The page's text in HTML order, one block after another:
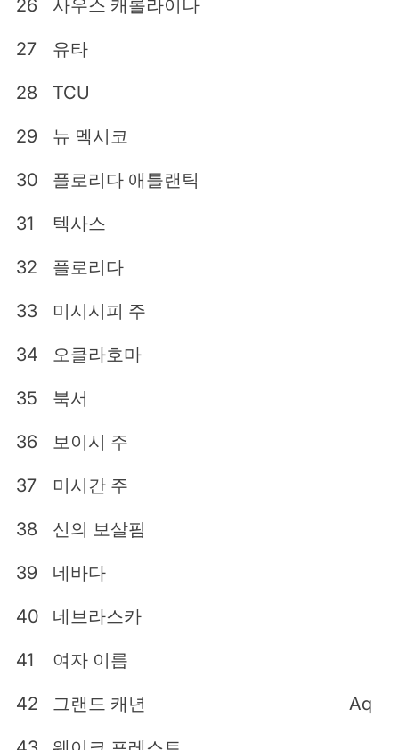
26 사우스 캐롤라이나
27 유타
28 TCU
29 뉴 멕시코
30 플로리다 애틀랜틱
31 텍사스
32 플로리다
33 미시시피 주
34 오클라호마
35 북서
36 보이시 주
37 미시간 주
38 신의 보살핌
39 네바다
40 네브라스카
41 여자 이름
42 그랜드 캐년 Aq